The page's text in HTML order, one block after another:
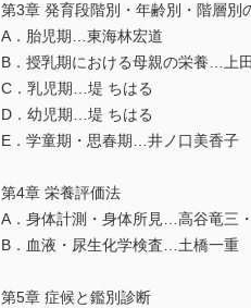
第3章 発育段階別・年齢別・階層別
A．胎児期…東海林宏道
B．授乳期における母親の栄養…上
C．乳児期…堤 ちはる
D．幼児期…堤 ちはる
E．学童期・思春期…井ノ口美香子
第4章 栄養評価法
A．身体計測・身体所見…高谷竜三
B．血液・尿生化学検査…土橋一重
第5章 症候と鑑別診断